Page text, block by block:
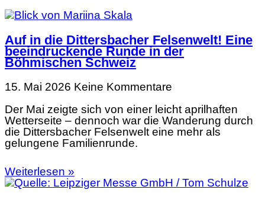
Auf in die Dittersbacher Felsenwelt! Eine
beeindruckende Runde in der
Böhmischen Schweiz
15. Mai 2026 Keine Kommentare
Der Mai zeigte sich von einer leicht aprilhaften
Wetterseite – dennoch war die Wanderung durch
die Dittersbacher Felsenwelt eine mehr als
gelungene Familienrunde.
Weiterlesen »